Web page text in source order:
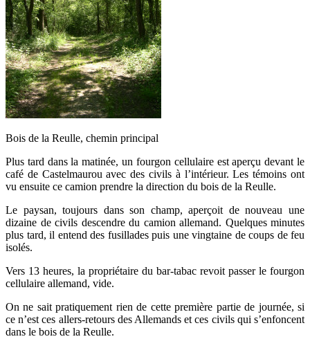
Bois de la Reulle, chemin principal
Plus tard dans la matinée, un fourgon cellulaire est aperçu devant le
café de Castelmaurou avec des civils à l’intérieur. Les témoins ont
vu ensuite ce camion prendre la direction du bois de la Reulle.
Le paysan, toujours dans son champ, aperçoit de nouveau une
dizaine de civils descendre du camion allemand. Quelques minutes
plus tard, il entend des fusillades puis une vingtaine de coups de feu
isolés.
Vers 13 heures, la propriétaire du bar-tabac revoit passer le fourgon
cellulaire allemand, vide.
On ne sait pratiquement rien de cette première partie de journée, si
ce n’est ces allers-retours des Allemands et ces civils qui s’enfoncent
dans le bois de la Reulle.